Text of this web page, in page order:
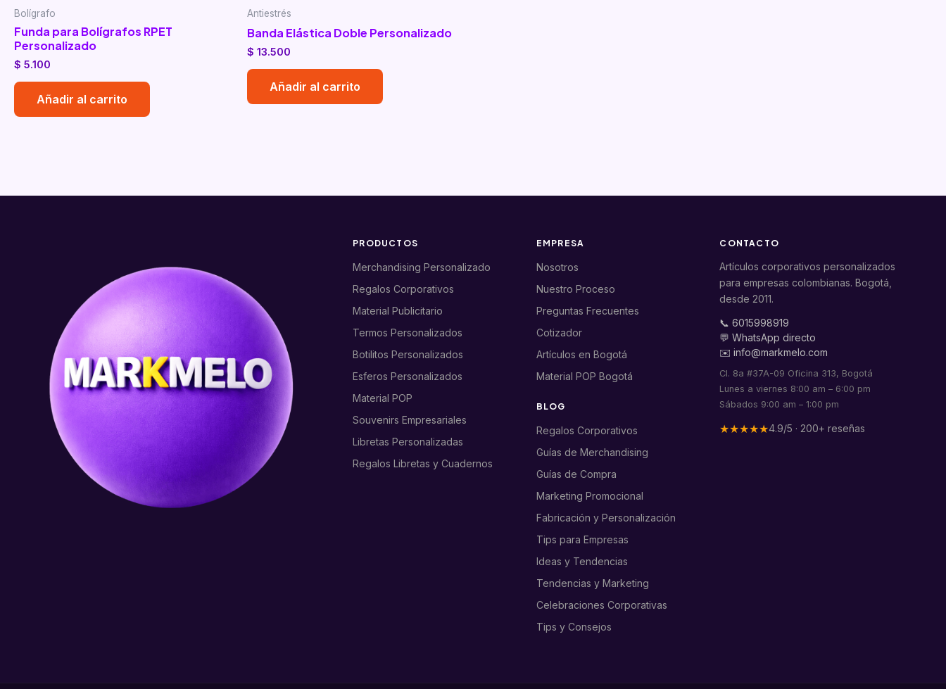
Bolígrafo
Funda para Bolígrafos RPET
Personalizado
$ 5.100
Añadir al carrito
Antiestrés
Banda Elástica Doble Personalizado
$ 13.500
Añadir al carrito
PRODUCTOS
Merchandising Personalizado
Regalos Corporativos
Material Publicitario
Termos Personalizados
Botilitos Personalizados
Esferos Personalizados
Material POP
Souvenirs Empresariales
Libretas Personalizadas
Regalos Libretas y Cuadernos
EMPRESA
Nosotros
Nuestro Proceso
Preguntas Frecuentes
Cotizador
Artículos en Bogotá
Material POP Bogotá
BLOG
Regalos Corporativos
Guías de Merchandising
Guías de Compra
Marketing Promocional
Fabricación y Personalización
Tips para Empresas
Ideas y Tendencias
Tendencias y Marketing
Celebraciones Corporativas
Tips y Consejos
CONTACTO
Artículos corporativos personalizados
para empresas colombianas. Bogotá,
desde 2011.
📞 6015998919
💬 WhatsApp directo
✉️ info@markmelo.com
Cl. 8a #37A-09 Oficina 313, Bogotá
Lunes a viernes 8:00 am – 6:00 pm
Sábados 9:00 am – 1:00 pm
★★★★★4.9/5 · 200+ reseñas